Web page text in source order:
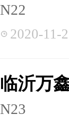
N22
2020-11-
临沂万
N23